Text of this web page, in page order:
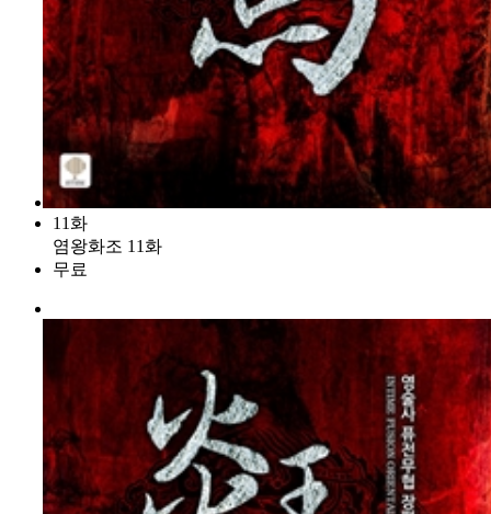
11화
염왕화조 11화
무료